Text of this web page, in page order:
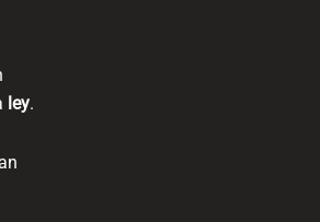
ley.